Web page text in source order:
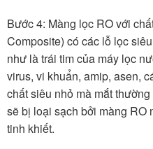
Bước 4: Màng lọc RO với
Composite) có các lỗ lọc
như là trái tim của máy lọc
virus, vi khuẩn, amip, asen,
chất siêu nhỏ mà mắt
sẽ bị loại sạch bởi màng RO
tinh khiết.